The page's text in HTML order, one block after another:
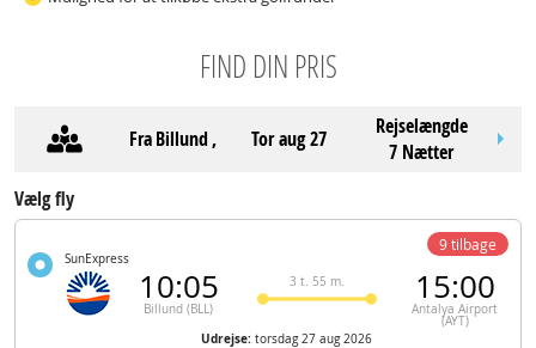
FIND DIN PRIS
FraBillund, tor aug 27
Rejselængde
7 Nætter
Vælg fly
SunExpress
10:05
Billund (BLL)
3 t. 55 m. 15:00
Antalya Airport
(AYT)
Udrejse: torsdag 27 aug 2026
9 tilbage